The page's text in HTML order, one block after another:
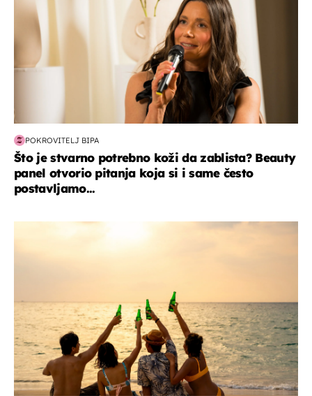
POKROVITELJ BIPA
Što je stvarno potrebno koži da zablista? Beauty
panel otvorio pitanja koja si i same često
postavljamo...